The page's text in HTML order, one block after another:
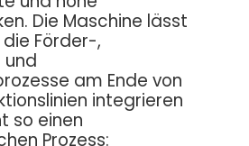
Die Maschine lässt
Förder-,
am Ende von
integrieren
so einen
Prozess: